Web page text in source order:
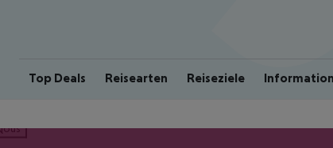
Top Deals Reisearten Reiseziele